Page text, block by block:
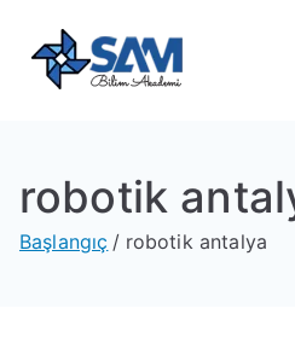
robotik
Başlangıç robotik antalya